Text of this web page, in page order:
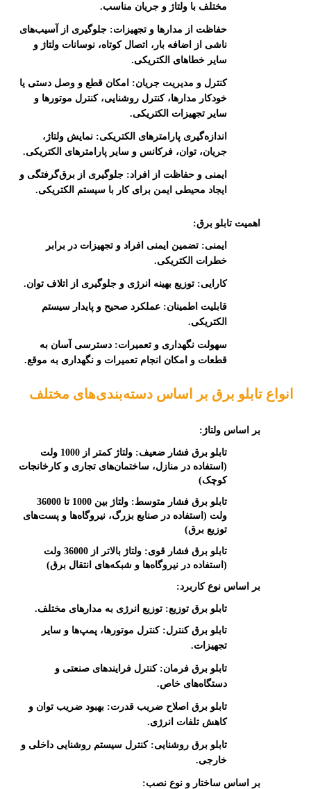
مختلف با ولتاژ و جریان مناسب.
حفاظت از مدارها و تجهیزات: جلوگیری از آسیب‌های
ناشی از اضافه بار، اتصال کوتاه، نوسانات ولتاژ و
سایر خطاهای الکتریکی.
کنترل و مدیریت جریان: امکان قطع و وصل دستی یا
خودکار مدارها، کنترل روشنایی، کنترل موتورها و
سایر تجهیزات الکتریکی.
اندازه‌گیری پارامترهای الکتریکی: نمایش ولتاژ،
جریان، توان، فرکانس و سایر پارامترهای الکتریکی.
ایمنی و حفاظت از افراد: جلوگیری از برق‌گرفتگی و
ایجاد محیطی ایمن برای کار با سیستم الکتریکی.
اهمیت تابلو برق:
ایمنی: تضمین ایمنی افراد و تجهیزات در برابر
خطرات الکتریکی.
کارایی: توزیع بهینه انرژی و جلوگیری از اتلاف توان.
قابلیت اطمینان: عملکرد صحیح و پایدار سیستم
الکتریکی.
سهولت نگهداری و تعمیرات: دسترسی آسان به
قطعات و امکان انجام تعمیرات و نگهداری به موقع.
انواع تابلو برق بر اساس دسته‌بندی‌های مختلف
بر اساس ولتاژ:
تابلو برق فشار ضعیف:
ولتاژ کمتر از 1000 ولت
(استفاده در منازل، ساختمان‌های تجاری و کارخانجات
کوچک)
تابلو برق فشار متوسط:
ولتاژ بین 1000 تا 36000
ولت (استفاده در صنایع بزرگ، نیروگاه‌ها و پست‌های
توزیع برق)
تابلو برق فشار قوی:
ولتاژ بالاتر از 36000 ولت
(استفاده در نیروگاه‌ها و شبکه‌های انتقال برق)
بر اساس نوع کاربرد:
تابلو برق توزیع: توزیع انرژی به مدارهای مختلف.
تابلو برق کنترل: کنترل موتورها، پمپ‌ها و سایر
تجهیزات.
تابلو برق فرمان: کنترل فرایندهای صنعتی و
دستگاه‌های خاص.
تابلو برق اصلاح ضریب قدرت: بهبود ضریب توان و
کاهش تلفات انرژی.
تابلو برق روشنایی: کنترل سیستم روشنایی داخلی و
خارجی.
بر اساس ساختار و نوع نصب: